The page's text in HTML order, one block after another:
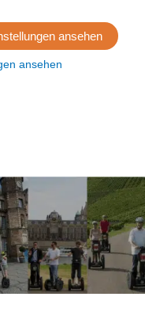
ansehen
ansehen